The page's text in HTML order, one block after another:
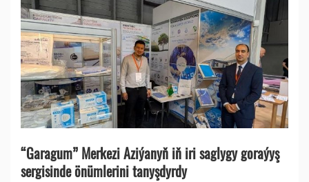
“Garagum” Merkezi Aziýanyň iň iri saglygy goraýyş
sergisinde önümlerini tanyşdyrdy